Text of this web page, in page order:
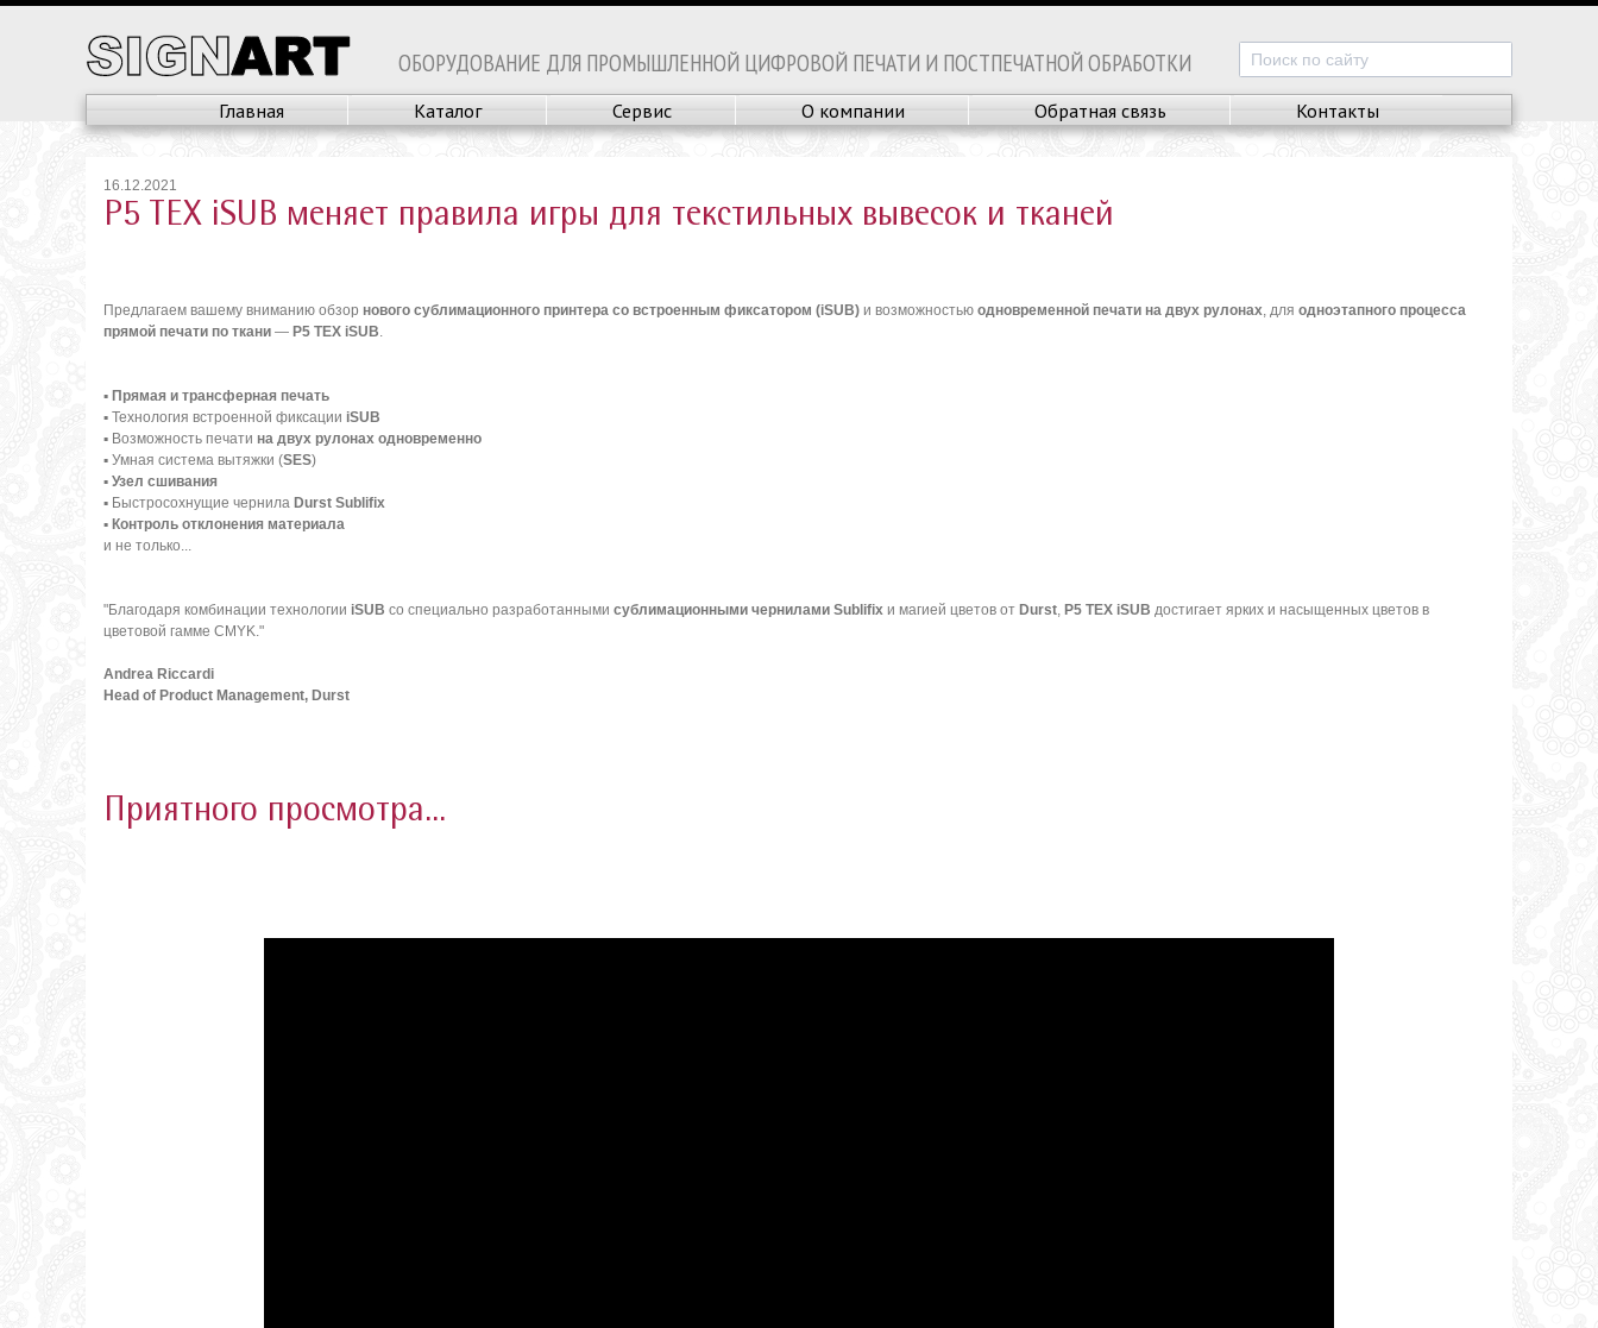
ОБОРУДОВАНИЕ ДЛЯ ПРОМЫШЛЕННОЙ ЦИФРОВОЙ ПЕЧАТИ И ПОСТПЕЧАТНОЙ ОБРАБОТКИ
Главная Каталог Сервис О компании Обратная связь Контакты
16.12.2021
P5 TEX iSUB меняет правила игры для текстильных вывесок и тканей
Предлагаем вашему вниманию обзор нового сублимационного принтера со встроенным фиксатором (iSUB) и возможностью одновременной печати на двух рулонах , для одноэтапного процесса
прямой печати по ткани — P5 TEX iSUB
▪ Прямая и трансферная печать
▪ Технология встроенной фиксации iSUB
▪ Возможность печати на двух рулонах одновременно
▪ Умная система вытяжки (SES)
▪ Узел сшивания
▪ Быстросохнущие чернила Durst Sublifix
▪ Контроль отклонения материала
и не только...
"Благодаря комбинации технологии iSUB со специально разработанными сублимационными чернилами Sublifix и магией цветов от Durst P5 TEX iSUB достигает ярких и насыщенных цветов в
цветовой гамме CMYK."
Andrea Riccardi
Head of Product Management, Durst
Приятного просмотра...